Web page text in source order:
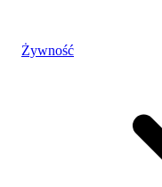
Żywność